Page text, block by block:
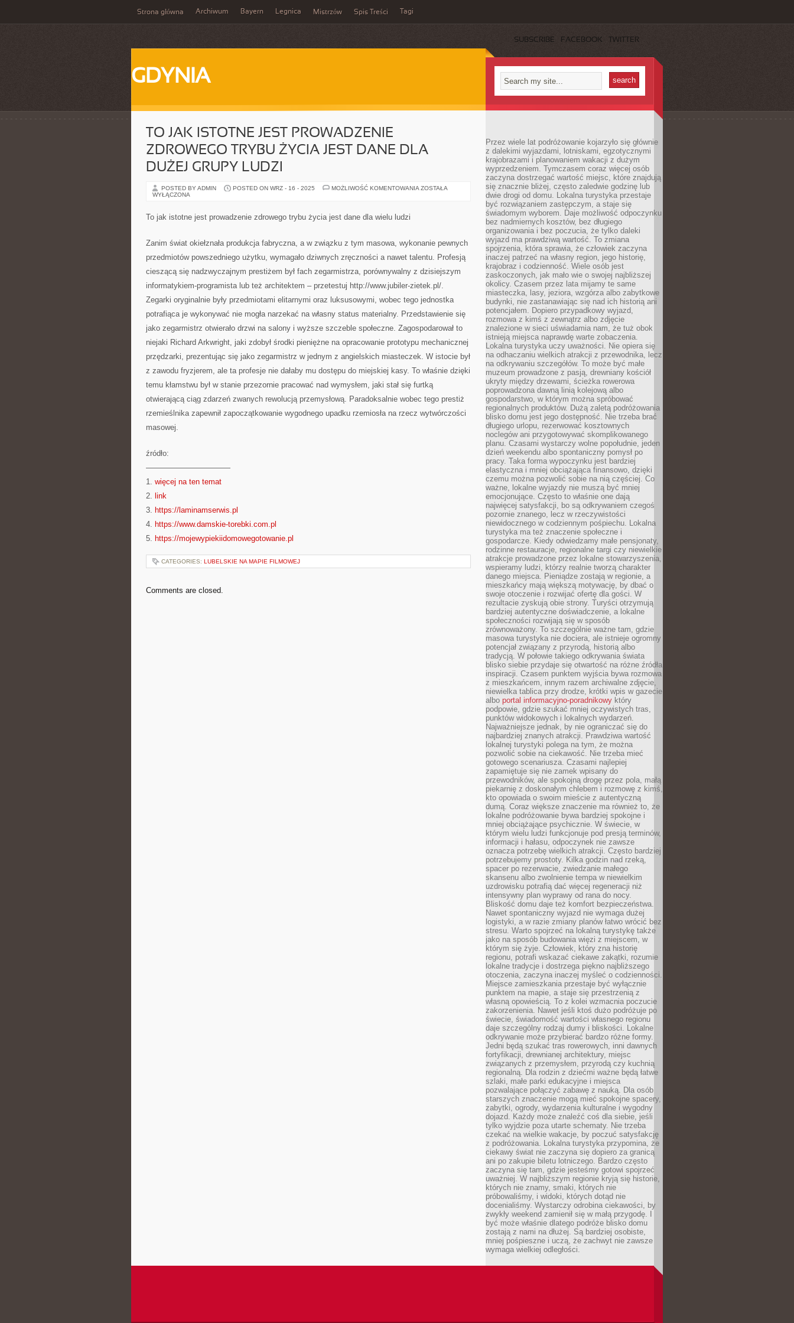
Strona główna Archiwum Bayern Legnica Mistrzów Spis Treści Tagi
SUBSCRIBE FACEBOOK TWITTER
GDYNIA
TO JAK ISTOTNE JEST PROWADZENIE
ZDROWEGO TRYBU ŻYCIA JEST DANE DLA
DUŻEJ GRUPY LUDZI
POSTED BY ADMIN POSTED ON WRZ - 16 - 2025 MOŻLIWOŚĆ KOMENTOWANIA TO
JEST
DANE
DUŻEJ
LUDZI
ZOSTAŁA
WYŁĄCZONA
To jak istotne jest prowadzenie zdrowego trybu życia jest dane dla wielu ludzi
Zanim świat okiełznała produkcja fabryczna, a w związku z tym masowa, wykonanie pewnych
przedmiotów powszedniego użytku, wymagało dziwnych zręczności a nawet talentu. Profesją
cieszącą się nadzwyczajnym prestiżem był fach zegarmistrza, porównywalny z dzisiejszym
informatykiem-programista lub też architektem – przetestuj http://www.jubiler-zietek.pl/.
Zegarki oryginalnie były przedmiotami elitarnymi oraz luksusowymi, wobec tego jednostka
potrafiąca je wykonywać nie mogła narzekać na własny status materialny. Przedstawienie się
jako zegarmistrz otwierało drzwi na salony i wyższe szczeble społeczne. Zagospodarował to
niejaki Richard Arkwright, jaki zdobył środki pieniężne na opracowanie prototypu mechanicznej
przędzarki, prezentując się jako zegarmistrz w jednym z angielskich miasteczek. W istocie był
z zawodu fryzjerem, ale ta profesje nie dałaby mu dostępu do miejskiej kasy. To właśnie dzięki
temu kłamstwu był w stanie przezornie pracować nad wymysłem, jaki stał się furtką
otwierającą ciąg zdarzeń zwanych rewolucją przemysłową. Paradoksalnie wobec tego prestiż
rzemieślnika zapewnił zapoczątkowanie wygodnego upadku rzemiosła na rzecz wytwórczości
masowej.
źródło:
———————————
1. więcej na ten temat
2. link
3. https://laminamserwis.pl
4. https://www.damskie-torebki.com.pl
5. https://mojewypiekiidomowegotowanie.pl
CATEGORIES: LUBELSKIE NA MAPIE FILMOWEJ
Comments are closed.
Przez wiele lat podróżowanie kojarzyło się głównie
z dalekimi wyjazdami, lotniskami, egzotycznymi
krajobrazami i planowaniem wakacji z dużym
wyprzedzeniem. Tymczasem coraz więcej osób
zaczyna dostrzegać wartość miejsc, które znajdują
się znacznie bliżej, często zaledwie godzinę lub
dwie drogi od domu. Lokalna turystyka przestaje
być rozwiązaniem zastępczym, a staje się
świadomym wyborem. Daje możliwość odpoczynku
bez nadmiernych kosztów, bez długiego
organizowania i bez poczucia, że tylko daleki
wyjazd ma prawdziwą wartość. To zmiana
spojrzenia, która sprawia, że człowiek zaczyna
inaczej patrzeć na własny region, jego historię,
krajobraz i codzienność. Wiele osób jest
zaskoczonych, jak mało wie o swojej najbliższej
okolicy. Czasem przez lata mijamy te same
miasteczka, lasy, jeziora, wzgórza albo zabytkowe
budynki, nie zastanawiając się nad ich historią ani
potencjałem. Dopiero przypadkowy wyjazd,
rozmowa z kimś z zewnątrz albo zdjęcie
znalezione w sieci uświadamia nam, że tuż obok
istnieją miejsca naprawdę warte zobaczenia.
Lokalna turystyka uczy uważności. Nie opiera się
na odhaczaniu wielkich atrakcji z przewodnika, lecz
na odkrywaniu szczegółów. To może być małe
muzeum prowadzone z pasją, drewniany kościół
ukryty między drzewami, ścieżka rowerowa
poprowadzona dawną linią kolejową albo
gospodarstwo, w którym można spróbować
regionalnych produktów. Dużą zaletą podróżowania
blisko domu jest jego dostępność. Nie trzeba brać
długiego urlopu, rezerwować kosztownych
noclegów ani przygotowywać skomplikowanego
planu. Czasami wystarczy wolne popołudnie, jeden
dzień weekendu albo spontaniczny pomysł po
pracy. Taka forma wypoczynku jest bardziej
elastyczna i mniej obciążająca finansowo, dzięki
czemu można pozwolić sobie na nią częściej. Co
ważne, lokalne wyjazdy nie muszą być mniej
emocjonujące. Często to właśnie one dają
najwięcej satysfakcji, bo są odkrywaniem czegoś
pozornie znanego, lecz w rzeczywistości
niewidocznego w codziennym pośpiechu. Lokalna
turystyka ma też znaczenie społeczne i
gospodarcze. Kiedy odwiedzamy małe pensjonaty,
rodzinne restauracje, regionalne targi czy niewielkie
atrakcje prowadzone przez lokalne stowarzyszenia,
wspieramy ludzi, którzy realnie tworzą charakter
danego miejsca. Pieniądze zostają w regionie, a
mieszkańcy mają większą motywację, by dbać o
swoje otoczenie i rozwijać ofertę dla gości. W
rezultacie zyskują obie strony. Turyści otrzymują
bardziej autentyczne doświadczenie, a lokalne
społeczności rozwijają się w sposób
zrównoważony. To szczególnie ważne tam, gdzie
masowa turystyka nie dociera, ale istnieje ogromny
potencjał związany z przyrodą, historią albo
tradycją. W połowie takiego odkrywania świata
blisko siebie przydaje się otwartość na różne źródła
inspiracji. Czasem punktem wyjścia bywa rozmowa
z mieszkańcem, innym razem archiwalne zdjęcie,
niewielka tablica przy drodze, krótki wpis w gazecie
albo portal informacyjno-poradnikowy który
podpowie, gdzie szukać mniej oczywistych tras,
punktów widokowych i lokalnych wydarzeń.
Najważniejsze jednak, by nie ograniczać się do
najbardziej znanych atrakcji. Prawdziwa wartość
lokalnej turystyki polega na tym, że można
pozwolić sobie na ciekawość. Nie trzeba mieć
gotowego scenariusza. Czasami najlepiej
zapamiętuje się nie zamek wpisany do
przewodników, ale spokojną drogę przez pola, małą
piekarnię z doskonałym chlebem i rozmowę z kimś,
kto opowiada o swoim mieście z autentyczną
dumą. Coraz większe znaczenie ma również to, że
lokalne podróżowanie bywa bardziej spokojne i
mniej obciążające psychicznie. W świecie, w
którym wielu ludzi funkcjonuje pod presją terminów,
informacji i hałasu, odpoczynek nie zawsze
oznacza potrzebę wielkich atrakcji. Często bardziej
potrzebujemy prostoty. Kilka godzin nad rzeką,
spacer po rezerwacie, zwiedzanie małego
skansenu albo zwolnienie tempa w niewielkim
uzdrowisku potrafią dać więcej regeneracji niż
intensywny plan wyprawy od rana do nocy.
Bliskość domu daje też komfort bezpieczeństwa.
Nawet spontaniczny wyjazd nie wymaga dużej
logistyki, a w razie zmiany planów łatwo wrócić bez
stresu. Warto spojrzeć na lokalną turystykę także
jako na sposób budowania więzi z miejscem, w
którym się żyje. Człowiek, który zna historię
regionu, potrafi wskazać ciekawe zakątki, rozumie
lokalne tradycje i dostrzega piękno najbliższego
otoczenia, zaczyna inaczej myśleć o codzienności.
Miejsce zamieszkania przestaje być wyłącznie
punktem na mapie, a staje się przestrzenią z
własną opowieścią. To z kolei wzmacnia poczucie
zakorzenienia. Nawet jeśli ktoś dużo podróżuje po
świecie, świadomość wartości własnego regionu
daje szczególny rodzaj dumy i bliskości. Lokalne
odkrywanie może przybierać bardzo różne formy.
Jedni będą szukać tras rowerowych, inni dawnych
fortyfikacji, drewnianej architektury, miejsc
związanych z przemysłem, przyrodą czy kuchnią
regionalną. Dla rodzin z dziećmi ważne będą łatwe
szlaki, małe parki edukacyjne i miejsca
pozwalające połączyć zabawę z nauką. Dla osób
starszych znaczenie mogą mieć spokojne spacery,
zabytki, ogrody, wydarzenia kulturalne i wygodny
dojazd. Każdy może znaleźć coś dla siebie, jeśli
tylko wyjdzie poza utarte schematy. Nie trzeba
czekać na wielkie wakacje, by poczuć satysfakcję
z podróżowania. Lokalna turystyka przypomina, że
ciekawy świat nie zaczyna się dopiero za granicą
ani po zakupie biletu lotniczego. Bardzo często
zaczyna się tam, gdzie jesteśmy gotowi spojrzeć
uważniej. W najbliższym regionie kryją się historie,
których nie znamy, smaki, których nie
próbowaliśmy, i widoki, których dotąd nie
docenialiśmy. Wystarczy odrobina ciekawości, by
zwykły weekend zamienił się w małą przygodę. I
być może właśnie dlatego podróże blisko domu
zostają z nami na dłużej. Są bardziej osobiste,
mniej pośpieszne i uczą, że zachwyt nie zawsze
wymaga wielkiej odległości.